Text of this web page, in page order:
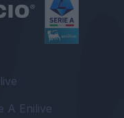
A Enilive